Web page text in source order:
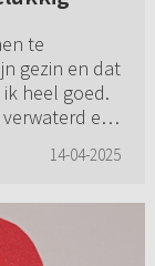
te
gezin en dat
heel goed.
en
14-04-2025